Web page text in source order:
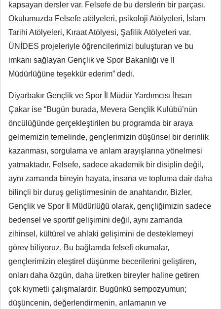
kapsayan dersler var. Felsefe de bu derslerin bir parçası.
Okulumuzda Felsefe atölyeleri, psikoloji Atölyeleri, İslam
Tarihi Atölyeleri, Kıraat Atölyesi, Şafilik Atölyeleri var.
ÜNİDES projeleriyle öğrencilerimizi buluşturan ve bu
imkanı sağlayan Gençlik ve Spor Bakanlığı ve İl
Müdürlüğüne teşekkür ederim” dedi.
Diyarbakır Gençlik ve Spor İl Müdür Yardımcısı İhsan
Çakar ise “Bugün burada, Mevera Gençlik Kulübü’nün
öncülüğünde gerçekleştirilen bu programda bir araya
gelmemizin temelinde, gençlerimizin düşünsel bir derinlik
kazanması, sorgulama ve anlam arayışlarına yönelmesi
yatmaktadır. Felsefe, sadece akademik bir disiplin değil,
aynı zamanda bireyin hayata, insana ve topluma dair daha
bilinçli bir duruş geliştirmesinin de anahtarıdır. Bizler,
Gençlik ve Spor İl Müdürlüğü olarak, gençliğimizin sadece
bedensel ve sportif gelişimini değil, aynı zamanda
zihinsel, kültürel ve ahlaki gelişimini de desteklemeyi
görev biliyoruz. Bu bağlamda felsefi okumalar,
gençlerimizin eleştirel düşünme becerilerini geliştiren,
onları daha özgün, daha üretken bireyler haline getiren
çok kıymetli çalışmalardır. Bugünkü sempozyumun;
düşüncenin, değerlendirmenin, anlamanın ve